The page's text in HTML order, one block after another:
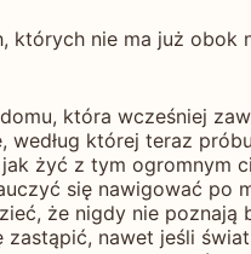
których nie ma już
która wcześniej
według której teraz
żyć z tym ogromnym
się nawigować po
że nigdy nie
nawet jeśli